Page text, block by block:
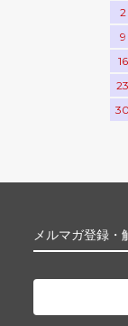
2
9
16
23
30
メルマガ登録・